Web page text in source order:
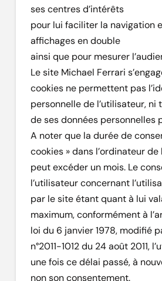
ses centres d’intérêts
pour lui faciliter la navigation
affichages en double
ainsi que pour mesurer
Le site Michael Ferrari
cookies ne permettent pas
personnelle de l’utilisateur,
de ses données personnelles
A noter que la durée de
cookies » dans l’ordinateur de
peut excéder un mois. Le
l’utilisateur concernant
par le site étant quant à lui
maximum, conformément à
loi du 6 janvier 1978, modifié
n°2011-1012 du 24 août 2011,
une fois ce délai passé, à
non son consentement.